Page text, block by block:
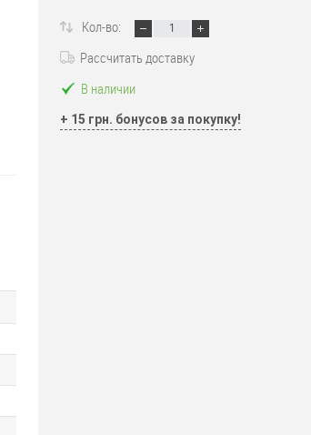
Кол-во:
Рассчитать доставку
В наличии
+ 15 грн. бонусов за покупку!